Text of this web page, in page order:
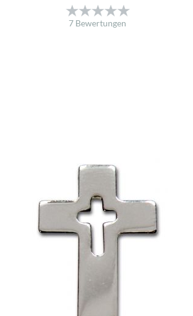
7 Bewertungen